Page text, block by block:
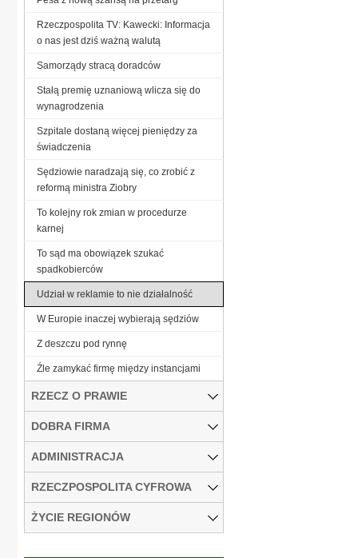
Rzeczpospolita TV: Kawecki: Informacja
o nas jest dziś ważną walutą
Samorządy stracą doradców
Stałą premię uznaniową wlicza się do
wynagrodzenia
Szpitale dostaną więcej pieniędzy za
świadczenia
Sędziowie naradzają się, co zrobić z
reformą ministra Ziobry
To kolejny rok zmian w procedurze
karnej
To sąd ma obowiązek szukać
spadkobierców
Udział w reklamie to nie działalność
W Europie inaczej wybierają sędziów
Z deszczu pod rynnę
Źle zamykać firmę między instancjami
RZECZ O PRAWIE
DOBRA FIRMA
ADMINISTRACJA
RZECZPOSPOLITA CYFROWA
ŻYCIE REGIONÓW